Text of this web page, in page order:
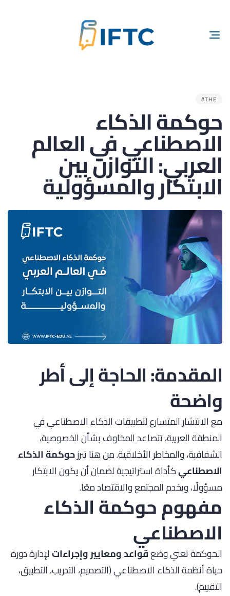
TOGGLE
ATHE
حوكمة الذكاء
الاصطناعي في العالم
العربي: التوازن بين
الابتكار والمسؤولية
المقدمة: الحاجة إلى أطر
واضحة
مع الانتشار المتسارع لتطبيقات الذكاء الاصطناعي في
المنطقة العربية، تتصاعد المخاوف بشأن الخصوصية،
الشفافية، والمخاطر الأخلاقية. من هنا تبرزحوكمة الذكاء
الاصطناعيكأداة استراتيجية لضمان أن يكون الابتكار
مسؤولًا، ويخدم المجتمع والاقتصاد معًا.
مفهوم حوكمة الذكاء
الاصطناعي
الحوكمة تعني وضعقواعد ومعايير وإجراءاتلإدارة دورة
حياة أنظمة الذكاء الاصطناعي (التصميم، التدريب، التطبيق،
التقييم).